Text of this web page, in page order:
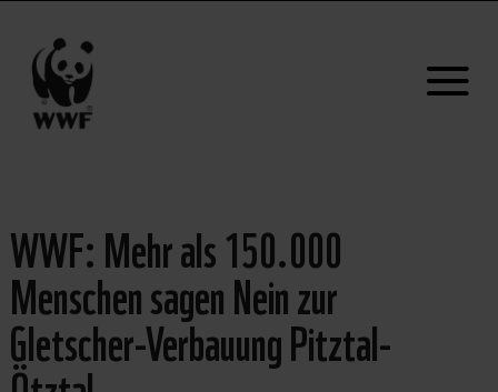
WWF: Mehr als 150.000
Menschen sagen Nein zur
Gletscher-Verbauung Pitztal-